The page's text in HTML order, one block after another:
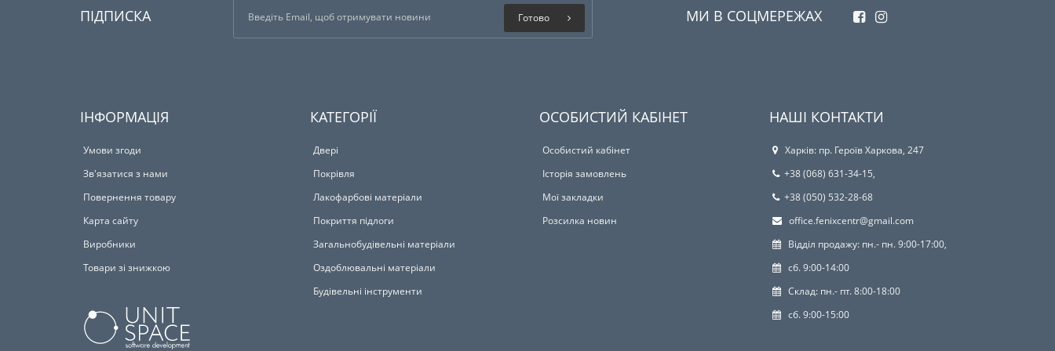
ПІДПИСКА Готово МИ В СОЦМЕРЕЖАХ
ІНФОРМАЦІЯ
Умови згоди
Зв'язатися з нами
Повернення товару
Карта сайту
Виробники
Товари зі знижкою
КАТЕГОРІЇ
Двері
Покрівля
Лакофарбові матеріали
Покриття підлоги
Загальнобудівельні матеріали
Оздоблювальні матеріали
Будівельні інструменти
ОСОБИСТИЙ КАБІНЕТ
Особистий кабінет
Історія замовлень
Мої закладки
Розсилка новин
НАШІ КОНТАКТИ
Харків: пр. Героїв Харкова, 247
+38 (068) 631-34-15,
+38 (050) 532-28-68
office.fenixcentr@gmail.com
Відділ продажу: пн.- пн. 9:00-17:00,
сб. 9:00-14:00
Склад: пн.- пт. 8:00-18:00
сб. 9:00-15:00